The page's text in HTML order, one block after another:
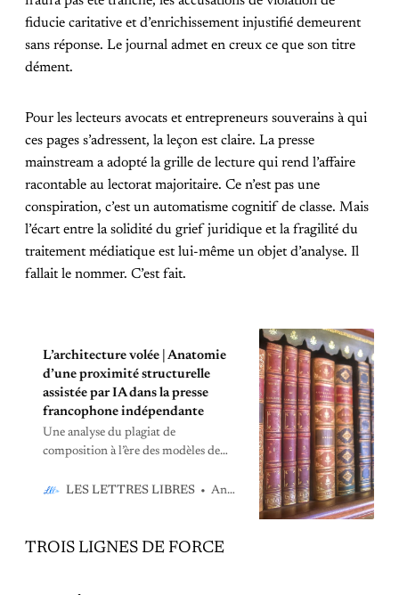
fiducie caritative et d’enrichissement injustifié demeurent
sans réponse. Le journal admet en creux ce que son titre
dément.
Pour les lecteurs avocats et entrepreneurs souverains à qui
ces pages s’adressent, la leçon est claire. La presse
mainstream a adopté la grille de lecture qui rend l’affaire
racontable au lectorat majoritaire. Ce n’est pas une
conspiration, c’est un automatisme cognitif de classe. Mais
l’écart entre la solidité du grief juridique et la fragilité du
traitement médiatique est lui-même un objet d’analyse. Il
fallait le nommer. C’est fait.
L’architecture volée | Anatomie
d’une proximité structurelle
assistée par IA dans la presse
francophone indépendante
Une analyse du plagiat de
composition à l’ère des modèles de
du travail intellectuel indépendant.
LES LETTRES LIBRES Anne-Emmanuelle Lejeune
TROIS LIGNES DE FORCE